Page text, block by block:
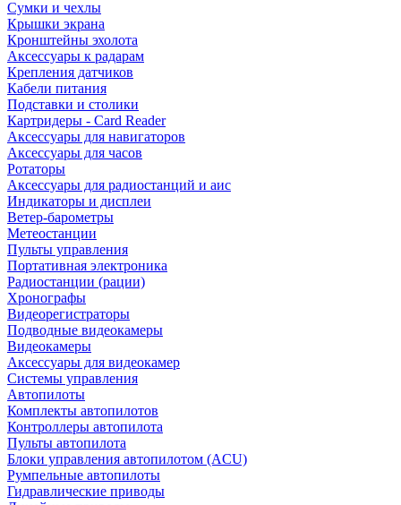
Сумки и чехлы
Крышки экрана
Кронштейны эхолота
Аксессуары к радарам
Крепления датчиков
Кабели питания
Подставки и столики
Картридеры - Card Reader
Аксессуары для навигаторов
Аксессуары для часов
Ротаторы
Аксессуары для радиостанций и аис
Индикаторы и дисплеи
Ветер-барометры
Метеостанции
Пульты управления
Портативная электроника
Радиостанции (рации)
Хронографы
Видеорегистраторы
Подводные видеокамеры
Видеокамеры
Аксессуары для видеокамер
Системы управления
Автопилоты
Комплекты автопилотов
Контроллеры автопилота
Пульты автопилота
Блоки управления автопилотом (ACU)
Румпельные автопилоты
Гидравлические приводы